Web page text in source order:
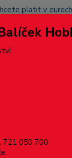
platit v
platbou za
721 050 700